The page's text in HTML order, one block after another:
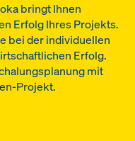
bringt Ihnen
Erfolg Ihres Projekts.
bei der individuellen
Erfolg.
mit
Projekt.